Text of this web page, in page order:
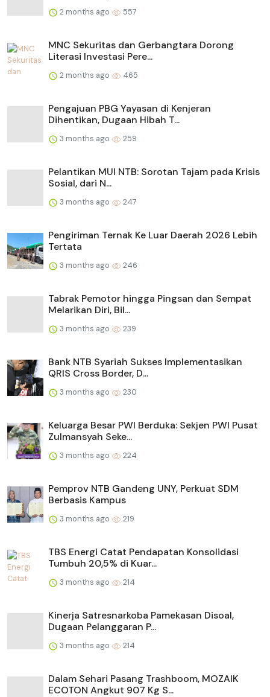
2 months ago 557
MNC Sekuritas dan Gerbangtara Dorong
Literasi Investasi Pere...
2 months ago 465
Pengajuan PBG Yayasan di Kenjeran
Dihentikan, Dugaan Hibah T...
3 months ago 259
Pelantikan MUI NTB: Sorotan Tajam pada Krisis
Sosial, dari N...
3 months ago 247
Pengiriman Ternak Ke Luar Daerah 2026 Lebih
Tertata
3 months ago 246
Tabrak Pemotor hingga Pingsan dan Sempat
Melarikan Diri, Bil...
3 months ago 239
Bank NTB Syariah Sukses Implementasikan
QRIS Cross Border, D...
3 months ago 230
Keluarga Besar PWI Berduka: Sekjen PWI Pusat
Zulmansyah Seke...
3 months ago 224
Pemprov NTB Gandeng UNY, Perkuat SDM
Berbasis Kampus
3 months ago 219
TBS Energi Catat Pendapatan Konsolidasi
Tumbuh 20,5% di Kuar...
3 months ago 214
Kinerja Satresnarkoba Pamekasan Disoal,
Dugaan Pelanggaran P...
3 months ago 214
Dalam Sehari Pasang Trashboom, MOZAIK
ECOTON Angkut 907 Kg S...